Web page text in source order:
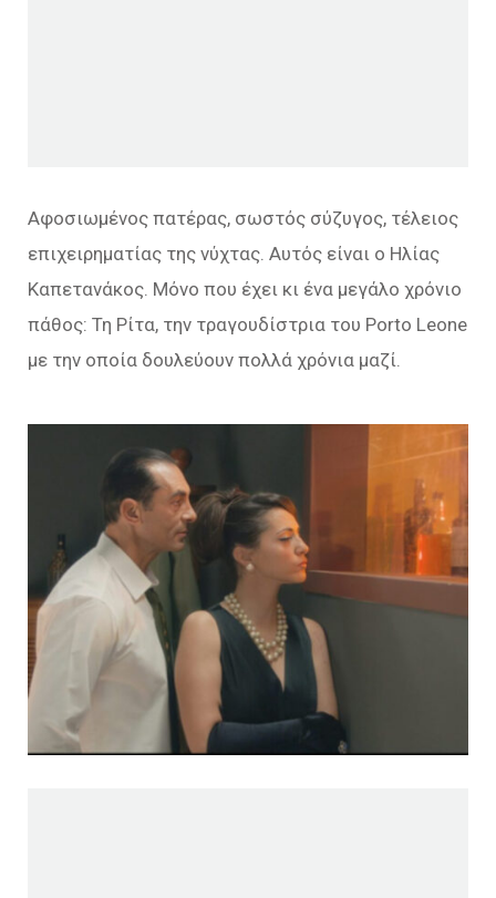
Αφοσιωμένος πατέρας, σωστός σύζυγος, τέλειος
επιχειρηματίας της νύχτας. Αυτός είναι ο Ηλίας
Καπετανάκος. Μόνο που έχει κι ένα μεγάλο χρόνιο
πάθος: Τη Ρίτα, την τραγουδίστρια του Porto Leone
με την οποία δουλεύουν πολλά χρόνια μαζί.